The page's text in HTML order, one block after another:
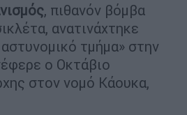
, πιθανόν βόμβα
ανατινάχτηκε
τμήμα» στην
ο Οκτάβιο
στον νομό Κάουκα,